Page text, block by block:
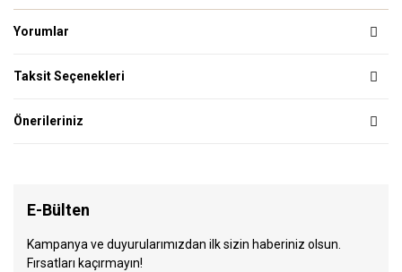
Yorumlar
Taksit Seçenekleri
Önerileriniz
E-Bülten
Kampanya ve duyurularımızdan ilk sizin haberiniz olsun.
Fırsatları kaçırmayın!